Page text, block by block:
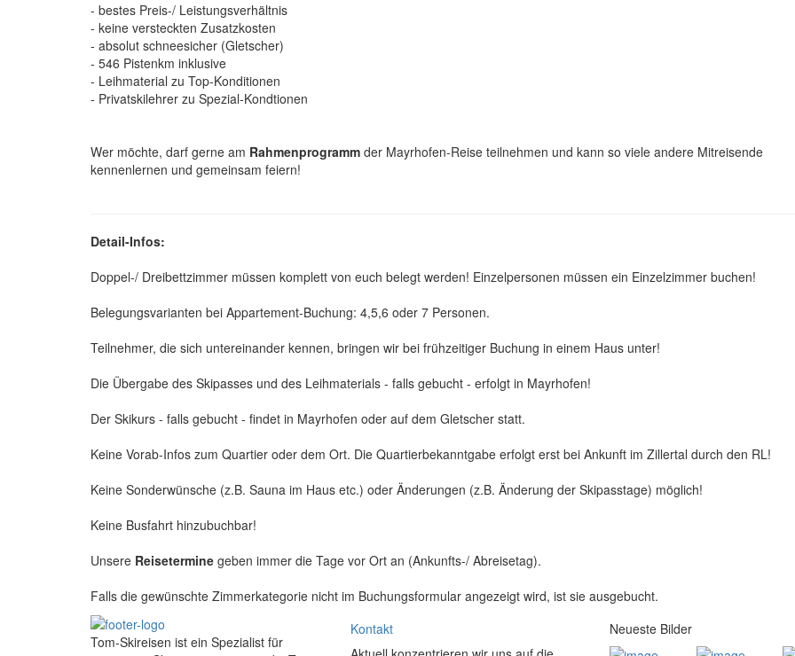
- bestes Preis-/ Leistungsverhältnis
- keine versteckten Zusatzkosten
- absolut schneesicher (Gletscher)
- 546 Pistenkm inklusive
- Leihmaterial zu Top-Konditionen
- Privatskilehrer zu Spezial-Kondtionen
Wer möchte, darf gerne am Rahmenprogramm der Mayrhofen-Reise teilnehmen und kann so viele andere Mitreisende
kennenlernen und gemeinsam feiern!
Detail-Infos:
Doppel-/ Dreibettzimmer müssen komplett von euch belegt werden! Einzelpersonen müssen ein Einzelzimmer buchen!
Belegungsvarianten bei Appartement-Buchung: 4,5,6 oder 7 Personen.
Teilnehmer, die sich untereinander kennen, bringen wir bei frühzeitiger Buchung in einem Haus unter!
Die Übergabe des Skipasses und des Leihmaterials - falls gebucht - erfolgt in Mayrhofen!
Der Skikurs - falls gebucht - findet in Mayrhofen oder auf dem Gletscher statt.
Keine Vorab-Infos zum Quartier oder dem Ort. Die Quartierbekanntgabe erfolgt erst bei Ankunft im Zillertal durch den RL!
Keine Sonderwünsche (z.B. Sauna im Haus etc.) oder Änderungen (z.B. Änderung der Skipasstage) möglich!
Keine Busfahrt hinzubuchbar!
Unsere Reisetermine geben immer die Tage vor Ort an (Ankunfts-/ Abreisetag).
Falls die gewünschte Zimmerkategorie nicht im Buchungsformular angezeigt wird, ist sie ausgebucht.
Tom-Skireisen ist ein Spezialist für
Kontakt
Neueste Bilder